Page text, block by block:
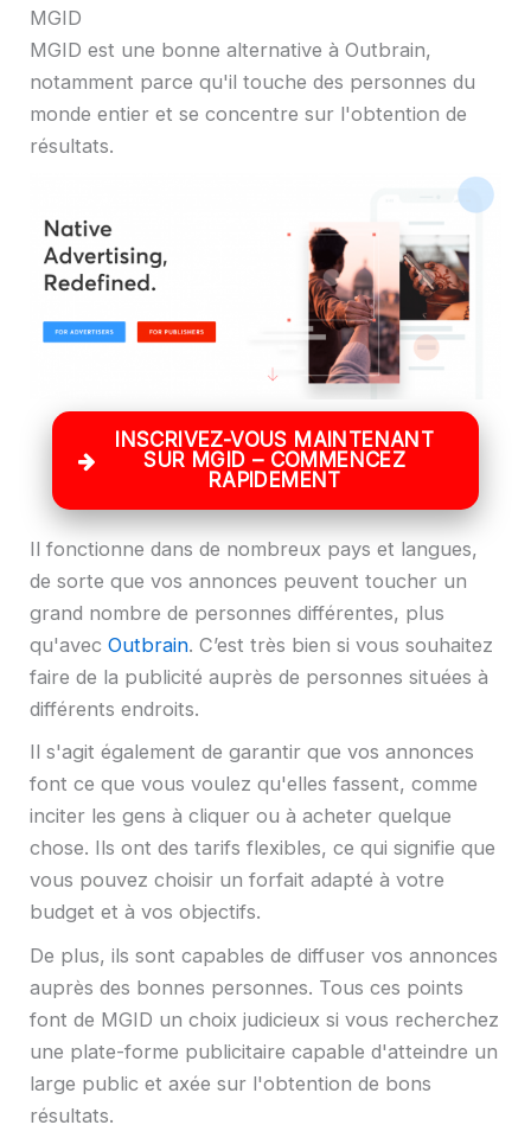
MGID
MGID est une bonne alternative à Outbrain,
notamment parce qu'il touche des personnes du
monde entier et se concentre sur l'obtention de
résultats.
INSCRIVEZ-VOUS MAINTENANT
SUR MGID – COMMENCEZ
RAPIDEMENT
Il fonctionne dans de nombreux pays et langues,
de sorte que vos annonces peuvent toucher un
grand nombre de personnes différentes, plus
qu'avec Outbrain. C’est très bien si vous souhaitez
faire de la publicité auprès de personnes situées à
différents endroits.
Il s'agit également de garantir que vos annonces
font ce que vous voulez qu'elles fassent, comme
inciter les gens à cliquer ou à acheter quelque
chose. Ils ont des tarifs flexibles, ce qui signifie que
vous pouvez choisir un forfait adapté à votre
budget et à vos objectifs.
De plus, ils sont capables de diffuser vos annonces
auprès des bonnes personnes. Tous ces points
font de MGID un choix judicieux si vous recherchez
une plate-forme publicitaire capable d'atteindre un
large public et axée sur l'obtention de bons
résultats.